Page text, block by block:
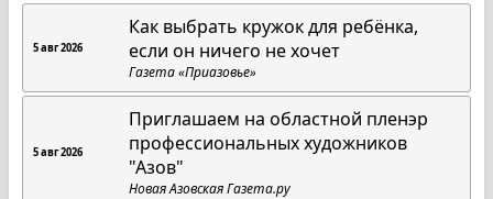
5 авг 2026
Как выбрать кружок для ребёнка,
если он ничего не хочет
Газета «Приазовье»
5 авг 2026
Приглашаем на областной пленэр
профессиональных художников
"Азов"
Новая Азовская Газета.ру